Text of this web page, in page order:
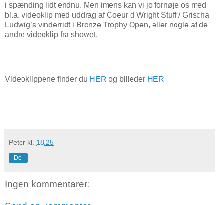
i spænding lidt endnu. Men imens kan vi jo fornøje os med
bl.a. videoklip med uddrag af Coeur d Wright Stuff / Grischa
Ludwig’s vinderridt i Bronze Trophy Open, eller nogle af de
andre videoklip fra showet.
Videoklippene finder du HER og billeder HER
Peter kl. 18.25
Del
Ingen kommentarer: